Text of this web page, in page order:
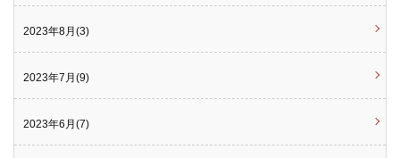
2023年8月(3)
2023年7月(9)
2023年6月(7)